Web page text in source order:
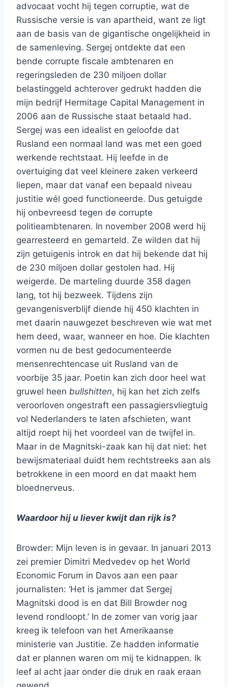
advocaat vocht hij tegen corruptie, wat de
Russische versie is van apartheid, want ze ligt
aan de basis van de gigantische ongelijkheid in
de samenleving. Sergej ontdekte dat een
bende corrupte fiscale ambtenaren en
regeringsleden de 230 miljoen dollar
belastinggeld achterover gedrukt hadden die
mijn bedrijf Hermitage Capital Management in
2006 aan de Russische staat betaald had.
Sergej was een idealist en geloofde dat
Rusland een normaal land was met een goed
werkende rechtstaat. Hij leefde in de
overtuiging dat veel kleinere zaken verkeerd
liepen, maar dat vanaf een bepaald niveau
justitie wél goed functioneerde. Dus getuigde
hij onbevreesd tegen de corrupte
politieambtenaren. In november 2008 werd hij
gearresteerd en gemarteld. Ze wilden dat hij
zijn getuigenis introk en dat hij bekende dat hij
de 230 miljoen dollar gestolen had. Hij
weigerde. De marteling duurde 358 dagen
lang, tot hij bezweek. Tijdens zijn
gevangenisverblijf diende hij 450 klachten in
met daarin nauwgezet beschreven wie wat met
hem deed, waar, wanneer en hoe. Die klachten
vormen nu de best gedocumenteerde
mensenrechtencase uit Rusland van de
voorbije 35 jaar. Poetin kan zich door heel wat
gruwel heen bullshitten, hij kan het zich zelfs
veroorloven ongestraft een passagiersvliegtuig
vol Nederlanders te laten afschieten, want
altijd roept hij het voordeel van de twijfel in.
Maar in de Magnitski-zaak kan hij dat niet: het
bewijsmateriaal duidt hem rechtstreeks aan als
betrokkene in een moord en dat maakt hem
bloednerveus.
Waardoor hij u liever kwijt dan rijk is?
Browder: Mijn leven is in gevaar. In januari 2013
zei premier Dimitri Medvedev op het World
Economic Forum in Davos aan een paar
journalisten: ‘Het is jammer dat Sergej
Magnitski dood is en dat Bill Browder nog
levend rondloopt.’ In de zomer van vorig jaar
kreeg ik telefoon van het Amerikaanse
ministerie van Justitie. Ze hadden informatie
dat er plannen waren om mij te kidnappen. Ik
leef al acht jaar onder die druk en raak eraan